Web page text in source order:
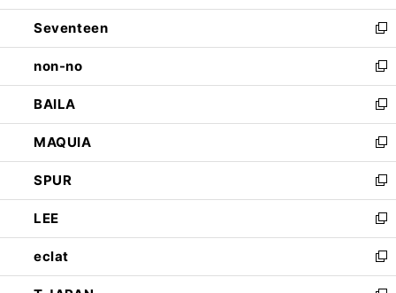
開
く
ウ
で
開
く
ン
ド
ウ
で
開
く
Seventeen
新
し
い
ウ
ィ
ン
ド
ウ
で
開
く
non-no
新
し
い
ウ
ィ
ン
ド
ウ
で
開
く
BAILA
新
し
い
ウ
ィ
ン
ド
ウ
で
開
MAQUIA
新
し
い
ウ
ィ
ン
ド
ウ
SPUR
新
し
い
ウ
ィ
ン
LEE
新
し
い
ウ
eclat
新
し